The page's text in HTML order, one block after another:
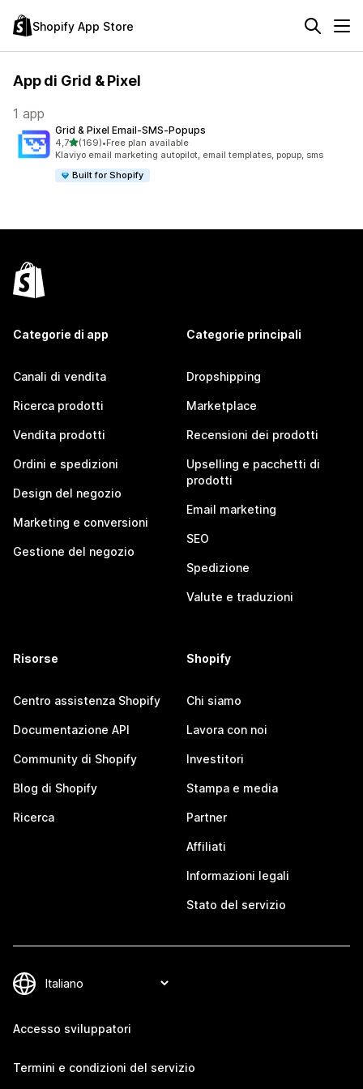
Shopify App Store
App di Grid & Pixel
1 app
Grid & Pixel Email‑SMS‑Popups
4,7stelle su 5
(169)
169 recensioni totali
•Free plan available
Klaviyo email marketing autopilot, email templates, popup, sms
Built for Shopify
Categorie di app
Canali di vendita
Ricerca prodotti
Vendita prodotti
Ordini e spedizioni
Design del negozio
Marketing e conversioni
Gestione del negozio
Categorie principali
Dropshipping
Marketplace
Recensioni dei prodotti
Upselling e pacchetti di
prodotti
Email marketing
SEO
Spedizione
Valute e traduzioni
Risorse
Centro assistenza Shopify
Documentazione API
Community di Shopify
Blog di Shopify
Ricerca
Shopify
Chi siamo
Lavora con noi
Investitori
Stampa e media
Partner
Affiliati
Informazioni legali
Stato del servizio
Accesso sviluppatori
Termini e condizioni del servizio